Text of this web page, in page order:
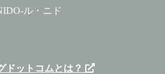
ル・ニド
ドットコムとは？